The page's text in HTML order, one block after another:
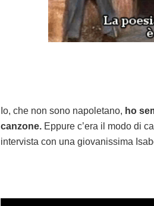
Io, che non sono napoletano, ho
canzone. Eppure c’era il modo di
intervista con una giovanissima